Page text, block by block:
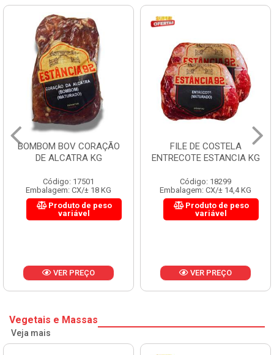
BOMBOM BOV CORAÇÃO
DE ALCATRA KG
Código: 17501
Embalagem: CX/± 18 KG
Produto de peso
variável
VER PREÇO
FILE DE COSTELA
ENTRECOTE ESTANCIA KG
Código: 18299
Embalagem: CX/± 14,4 KG
Produto de peso
variável
VER PREÇO
Vegetais e Massas
Veja mais